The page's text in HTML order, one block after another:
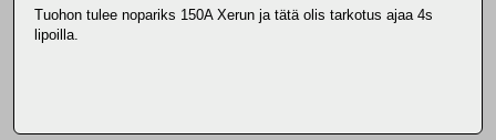
Tuohon tulee nopariks 150A Xerun ja tätä olis tarkotus ajaa 4s
lipoilla.